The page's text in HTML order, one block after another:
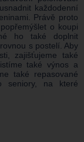
každodenní
Právě proto
o koupi
ho také doplnit
s postelí. Aby
zajišťujeme také
také výnos a
také repasované
seniory, na které